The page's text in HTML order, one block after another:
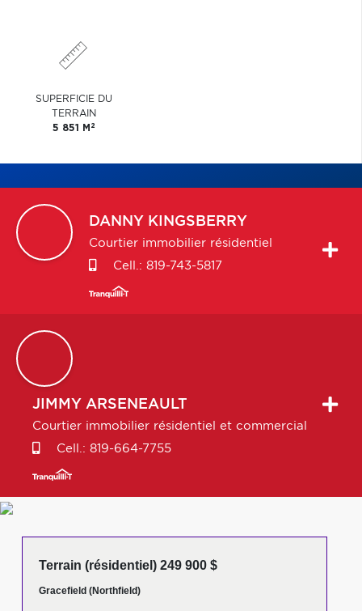
SUPERFICIE DU
TERRAIN
5 851 M 2
DANNY KINGSBERRY
Courtier immobilier résidentiel
Cell.: 819-743-5817
JIMMY ARSENEAULT
Courtier immobilier résidentiel et commercial
Cell.: 819-664-7755
Terrain (résidentiel) 249 900 $
Gracefield (Northfield)